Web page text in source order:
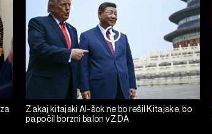
Zakaj kitajski AI-šok ne bo rešil Kitajske, bo
pa počil borzni balon v ZDA